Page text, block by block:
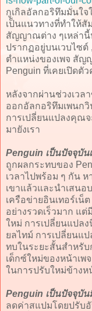
กูเกิลอัลกอริทึมมั่นใ
เป็นแนวทางที่ทำให้
สัญญาณต่าง ๆเหล่านี้
ปรากฏอยู่บนเวบไซ
ตำแหน่งของเพจ สัญ
Penguin ที่เคยเปิดตั
หลังจากผ่านช่วงเวล
ออกอัลกอริทึมเพนก
การเปลี่ยนแปลงคุณจ
มายังเรา
Penguin เป็นปัจจุบัน
ถูกผลกระทบของ
เวลาไปพร้อม ๆ กัน ห
เขาแล้วและนำเสนอ
เครือข่ายอินเทอร์เน็
อย่างรวดเร็วมาก แต่
ใหม่ การเปลี่ยนแปล
ยลไทม์ การเปลี่ยนแ
ทบในระยะสั้นสำหรั
เด็กซ์ใหม่ของหน้าเพ
ในการปรับใหม่ข้างห
Penguin เป็นปัจจุบัน
ลดค่าสแปมโดยปรั